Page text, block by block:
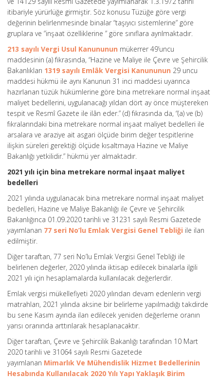
itibariyle yürürlüğe girmiştir. Söz konusu Tüzüğe göre vergi
değerinin belirlenmesinde binalar “taşıyıcı sistemlerine” göre
gruplara ve ”inşaat özelliklerine ” göre sınıflara ayrılmaktadır.
213 sayılı Vergi Usul Kanununun mükerrer 49’uncu
maddesinin (a) fıkrasında, “Hazine ve Maliye ile Çevre ve Şehircilik
Bakanlıkları 1319 sayılı Emlâk Vergisi Kanununun 29 uncu
maddesi hükmü ile aynı Kanunun 31 inci maddesi uyarınca
hazırlanan tüzük hükümlerine göre bina metrekare normal inşaat
maliyet bedellerini, uygulanacağı yıldan dört ay önce müştereken
tespit ve Resmî Gazete ile ilân eder.” (d) fıkrasında da, “(a) ve (b)
fıkralarındaki bina metrekare normal inşaat maliyet bedelleri ile
arsalara ve araziye ait asgari ölçüde birim değer tespitlerine
ilişkin süreleri gerektiği ölçüde kısaltmaya Hazine ve Maliye
Bakanlığı yetkilidir.” hükmü yer almaktadır.
2021 yılı için bina metrekare normal inşaat maliyet
bedelleri
2021 yılında uygulanacak bina metrekare normal inşaat maliyet
bedelleri, Hazine ve Maliye Bakanlığı ile Çevre ve Şehircilik
Bakanlığınca 01.09.2020 tarihli ve 31231 sayılı Resmi Gazetede
yayımlanan 77 seri No’lu Emlak Vergisi Genel Tebliği ile ilan
edilmiştir.
Diğer taraftan, 77 seri No’lu Emlak Vergisi Genel Tebliği ile
belirlenen değerler, 2020 yılında iktisap edilecek binalarla ilgili
2021 yılı için hesaplamalarda kullanılacak değerlerdir.
Emlak vergisi mükellefiyeti 2020 yılından devam edenlerin vergi
matrahları, 2021 yılında aksine bir belirleme yapılmadığı takdirde
bu sene Kasım ayında ilan edilecek yeniden değerleme oranın
yarısı oranında arttırılarak hesaplanacaktır.
Diğer taraftan, Çevre ve Şehircilik Bakanlığı tarafından 10 Mart
2020 tarihli ve 31064 sayılı Resmi Gazetede
yayımlanan Mimarlık Ve Mühendislik Hizmet Bedellerinin
Hesabında Kullanılacak 2020 Yılı Yapı Yaklaşık Birim